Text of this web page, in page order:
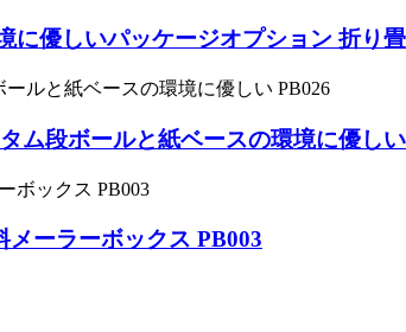
優しいパッケージオプション 折り
ム段ボールと紙ベースの環境に優し
ーラーボックス PB003